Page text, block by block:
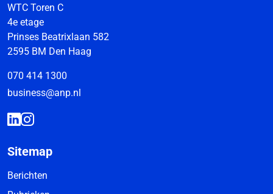
WTC Toren C
4e etage
Prinses Beatrixlaan 582
2595 BM Den Haag
070 414 1300
business@anp.nl
Sitemap
Berichten